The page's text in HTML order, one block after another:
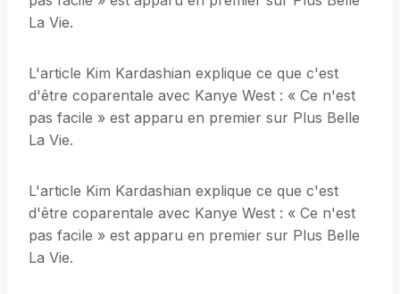
La Vie.
L'article Kim Kardashian explique ce que c'est
d'être coparentale avec Kanye West : « Ce n'est
pas facile » est apparu en premier sur Plus Belle
La Vie.
L'article Kim Kardashian explique ce que c'est
d'être coparentale avec Kanye West : « Ce n'est
pas facile » est apparu en premier sur Plus Belle
La Vie.